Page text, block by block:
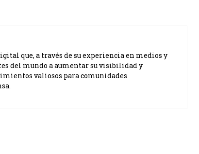
que, a través de su experiencia en medios y
del mundo a aumentar su visibilidad y
valiosos para comunidades